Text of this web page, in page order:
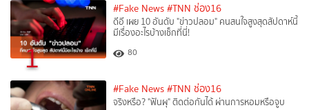
1
#Fake News #TNN ช่อง16
ดีอี เผย 10 อันดับ "ข่าวปลอม" คนสนใจสูงสุดสัปดาห์นี้
มีเรื่องอะไรบ้างเช็กที่นี่!
80
#Fake News #TNN ช่อง16
จริงหรือ? "ฟันผุ" ติดต่อกันได้ ผ่านการหอมหรือจูบ